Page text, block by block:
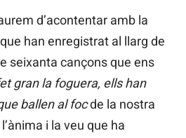
d’acontentar amb la
han enregistrat al llarg de
seixanta cançons que ens
gran la foguera, ells han
ballen al focde la nostra
i la veu que ha